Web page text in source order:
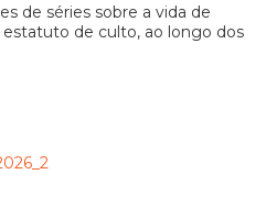
de séries sobre a vida de
de culto, ao longo dos